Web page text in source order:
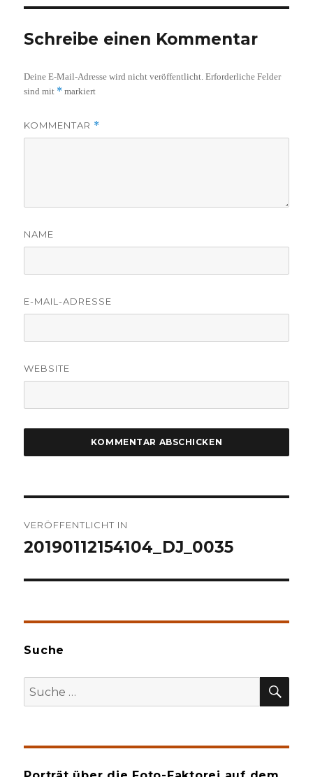
Schreibe einen Kommentar
Deine E-Mail-Adresse wird nicht veröffentlicht. Erforderliche Felder
sind mit * markiert
KOMMENTAR *
NAME
E-MAIL-ADRESSE
WEBSITE
VERÖFFENTLICHT IN
20190112154104_DJ_0035
Suche
Suche
nach: